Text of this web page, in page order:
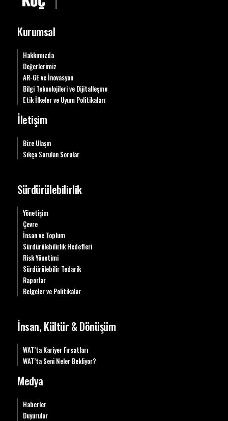
Kurumsal
Hakkımızda
Değerlerimiz
AR-GE ve İnovasyon
Bilgi Teknolojileri ve Dijitalleşme
Etik İlkeler ve Uyum Politikaları
İletişim
Bize Ulaşın
Sıkça Sorulan Sorular
Sürdürülebilirlik
Yönetişim
Çevre
İnsan ve Toplum
Sürdürülebilirlik Hedefleri
Risk Yönetimi
Sürdürülebilir Tedarik
Raporlar
Belgeler ve Politikalar
İnsan, Kültür & Dönüşüm
WAT’ta Kariyer Fırsatları
WAT’ta Seni Neler Bekliyor?
Medya
Haberler
Duyurular